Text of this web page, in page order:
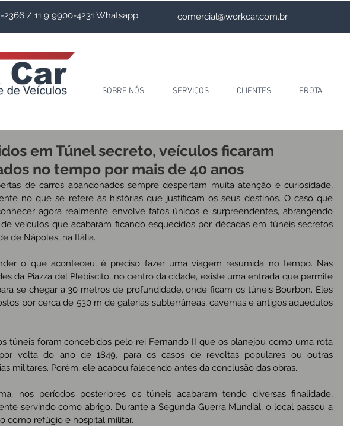
2366 / 11 9 9900-4231 Whatsapp comercial@workcar.com.br
SOBRE NÓS SERVIÇOS CLIENTES FROTA
em Túnel secreto, veículos ficaram
no tempo por mais de 40 anos
de carros abandonados sempre despertam muita atenção e curiosidade,
no que se refere às histórias que justificam os seus destinos. O caso que
agora realmente envolve fatos únicos e surpreendentes, abrangendo
veículos que acabaram ficando esquecidos por décadas em túneis secretos
de Nápoles, na Itália.
o que aconteceu, é preciso fazer uma viagem resumida no tempo. Nas
da Piazza del Plebiscito, no centro da cidade, existe uma entrada que permite
se chegar a 30 metros de profundidade, onde ficam os túneis Bourbon. Eles
por cerca de 530 m de galerias subterrâneas, cavernas e antigos aquedutos
túneis foram concebidos pelo rei Fernando II que os planejou como uma rota
volta do ano de 1849, para os casos de revoltas populares ou outras
militares. Porém, ele acabou falecendo antes da conclusão das obras.
nos períodos posteriores os túneis acabaram tendo diversas finalidade,
servindo como abrigo. Durante a Segunda Guerra Mundial, o local passou a
como refúgio e hospital militar.